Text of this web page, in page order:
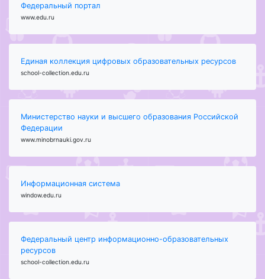
Федеральный портал
www.edu.ru
Единая коллекция цифровых образовательных ресурсов
school-collection.edu.ru
Министерство науки и высшего образования Российской
Федерации
www.minobrnauki.gov.ru
Информационная система
window.edu.ru
Федеральный центр информационно-образовательных
ресурсов
school-collection.edu.ru